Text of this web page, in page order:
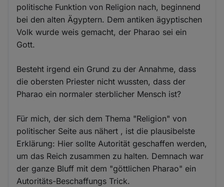
politische Funktion von Religion nach, beginnend
bei den alten Ägyptern. Dem antiken ägyptischen
Volk wurde weis gemacht, der Pharao sei ein
Gott.
Besteht irgend ein Grund zu der Annahme, dass
die obersten Priester nicht wussten, dass der
Pharao ein normaler sterblicher Mensch ist?
Für mich, der sich dem Thema "Religion" von
politischer Seite aus nähert , ist die plausibelste
Erklärung: Hier sollte Autorität geschaffen werden,
um das Reich zusammen zu halten. Demnach war
der ganze Bluff mit dem "göttlichen Pharao" ein
Autoritäts-Beschaffungs Trick.